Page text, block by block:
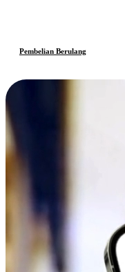
Pembelian Berulang